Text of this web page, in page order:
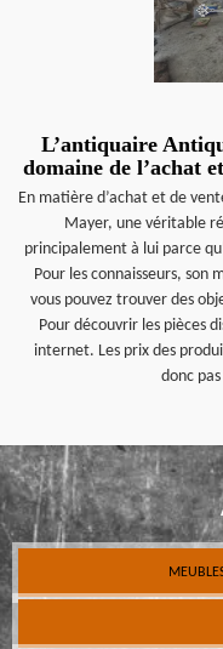
L’antiquaire
domaine de l’achat
En matière d’achat et de
Mayer, une véritable
principalement à lui parce
Pour les connaisseurs, son
vous pouvez trouver des
Pour découvrir les pièces
internet. Les prix des
donc